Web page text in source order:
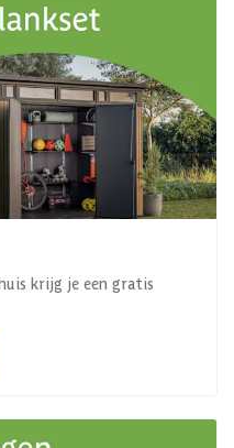
krijg je een gratis